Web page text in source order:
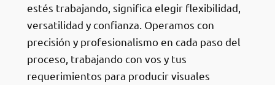
estés trabajando, significa elegir flexibilidad,
versatilidad y confianza. Operamos con
precisión y profesionalismo en cada paso del
proceso, trabajando con vos y tus
requerimientos para producir visuales